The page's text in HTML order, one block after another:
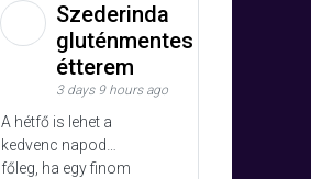
Szederinda
gluténmentes
étterem
3 days 9 hours ago
A hétfő is lehet a
kedvenc napod…
főleg, ha egy finom